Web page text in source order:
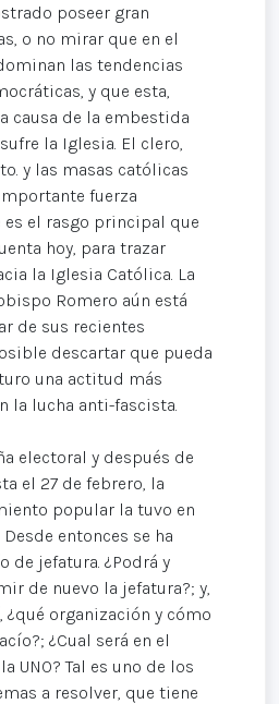
poseer gran
o no mirar que en el
las tendencias
y que esta,
causa de la embestida
la Iglesia. El clero,
y las masas católicas
fuerza
es el rasgo principal que
hoy, para trazar
la Iglesia Católica. La
Romero aún está
de sus recientes
descartar que pueda
una actitud más
la lucha anti-fascista.
electoral y después de
el 27 de febrero, la
popular la tuvo en
Desde entonces se ha
de jefatura. ¿Podrá y
de nuevo la jefatura?; y,
¿qué organización y cómo
¿Cual será en el
UNO? Tal es uno de los
a resolver, que tiene